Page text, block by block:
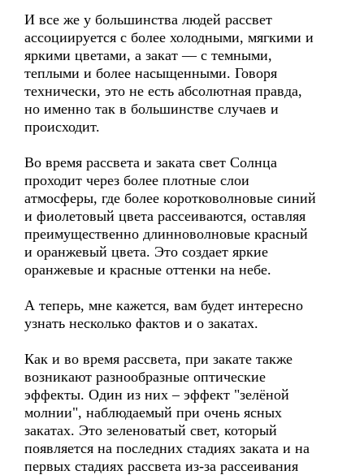
И все же у большинства людей рассвет
ассоциируется с более холодными, мягкими и
яркими цветами, а закат — с темными,
теплыми и более насыщенными. Говоря
технически, это не есть абсолютная правда,
но именно так в большинстве случаев и
происходит.
Во время рассвета и заката свет Солнца
проходит через более плотные слои
атмосферы, где более коротковолновые синий
и фиолетовый цвета рассеиваются, оставляя
преимущественно длинноволновые красный
и оранжевый цвета. Это создает яркие
оранжевые и красные оттенки на небе.
А теперь, мне кажется, вам будет интересно
узнать несколько фактов и о закатах.
Как и во время рассвета, при закате также
возникают разнообразные оптические
эффекты. Один из них – эффект "зелёной
молнии", наблюдаемый при очень ясных
закатах. Это зеленоватый свет, который
появляется на последних стадиях заката и на
первых стадиях рассвета из-за рассеивания